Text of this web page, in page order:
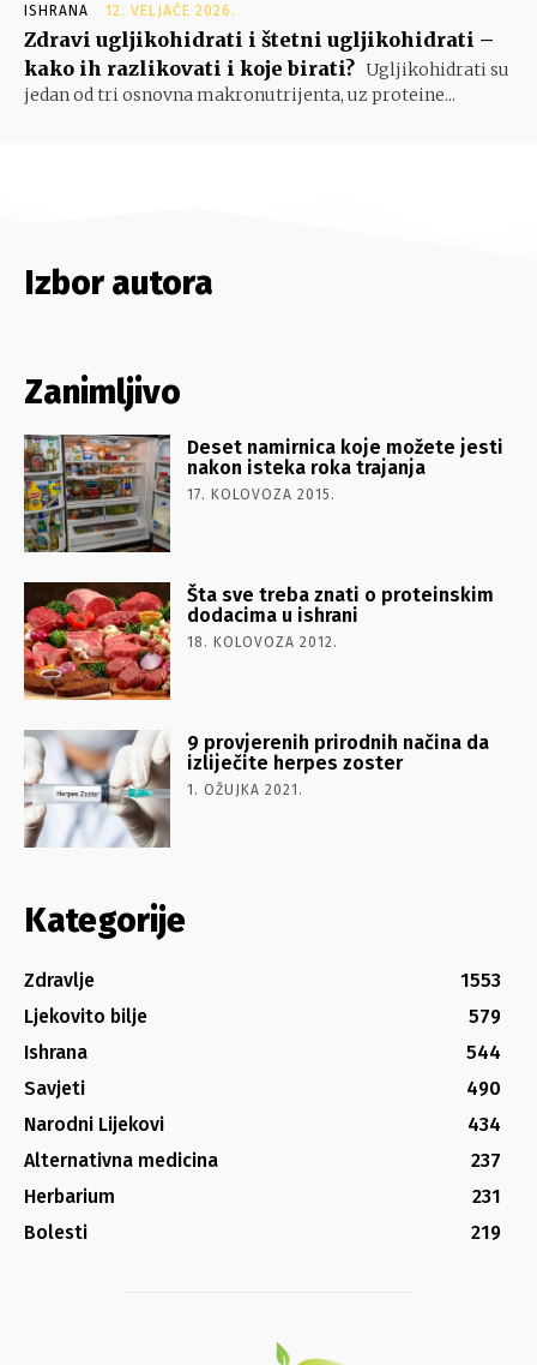
ISHRANA 12. VELJAČE 2026.
Zdravi ugljikohidrati i štetni ugljikohidrati –
kako ih razlikovati i koje birati? Ugljikohidrati su
jedan od tri osnovna makronutrijenta, uz proteine...
Izbor autora
Zanimljivo
Deset namirnica koje možete jesti
nakon isteka roka trajanja
17. KOLOVOZA 2015.
Šta sve treba znati o proteinskim
dodacima u ishrani
18. KOLOVOZA 2012.
9 provjerenih prirodnih načina da
izliječite herpes zoster
1. OŽUJKA 2021.
Kategorije
Zdravlje
1553
Ljekovito bilje
579
Ishrana
544
Savjeti
490
Narodni Lijekovi
434
Alternativna medicina
237
Herbarium
231
Bolesti
219